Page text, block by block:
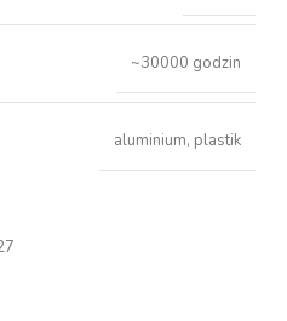
~30000 godzin
aluminium, plastik